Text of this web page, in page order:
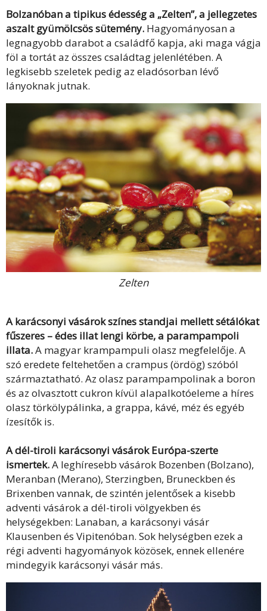
Bolzanóban a tipikus édesség a „Zelten”, a jellegzetes
aszalt gyümölcsös sütemény. Hagyományosan a
legnagyobb darabot a családfő kapja, aki maga vágja
föl a tortát az összes családtag jelenlétében. A
legkisebb szeletek pedig az eladósorban lévő
lányoknak jutnak.
Zelten
A karácsonyi vásárok színes standjai mellett sétálókat
fűszeres – édes illat lengi körbe, a parampampoli
illata.A magyar krampampuli olasz megfelelője. A
szó eredete feltehetően a crampus (ördög) szóból
származtatható. Az olasz parampampolinak a boron
és az olvasztott cukron kívül alapalkotóeleme a híres
olasz törkölypálinka, a grappa, kávé, méz és egyéb
ízesítők is.
A dél-tiroli karácsonyi vásárok Európa-szerte
ismertek.A leghíresebb vásárok Bozenben (Bolzano),
Meranban (Merano), Sterzingben, Bruneckben és
Brixenben vannak, de szintén jelentősek a kisebb
adventi vásárok a dél-tiroli völgyekben és
helységekben: Lanaban, a karácsonyi vásár
Klausenben és Vipitenóban. Sok helységben ezek a
régi adventi hagyományok közösek, ennek ellenére
mindegyik karácsonyi vásár más.